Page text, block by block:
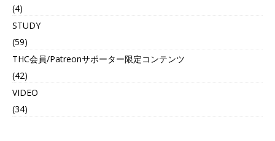
(4)
STUDY
(59)
THC会員/Patreonサポーター限定コンテンツ
(42)
VIDEO
(34)